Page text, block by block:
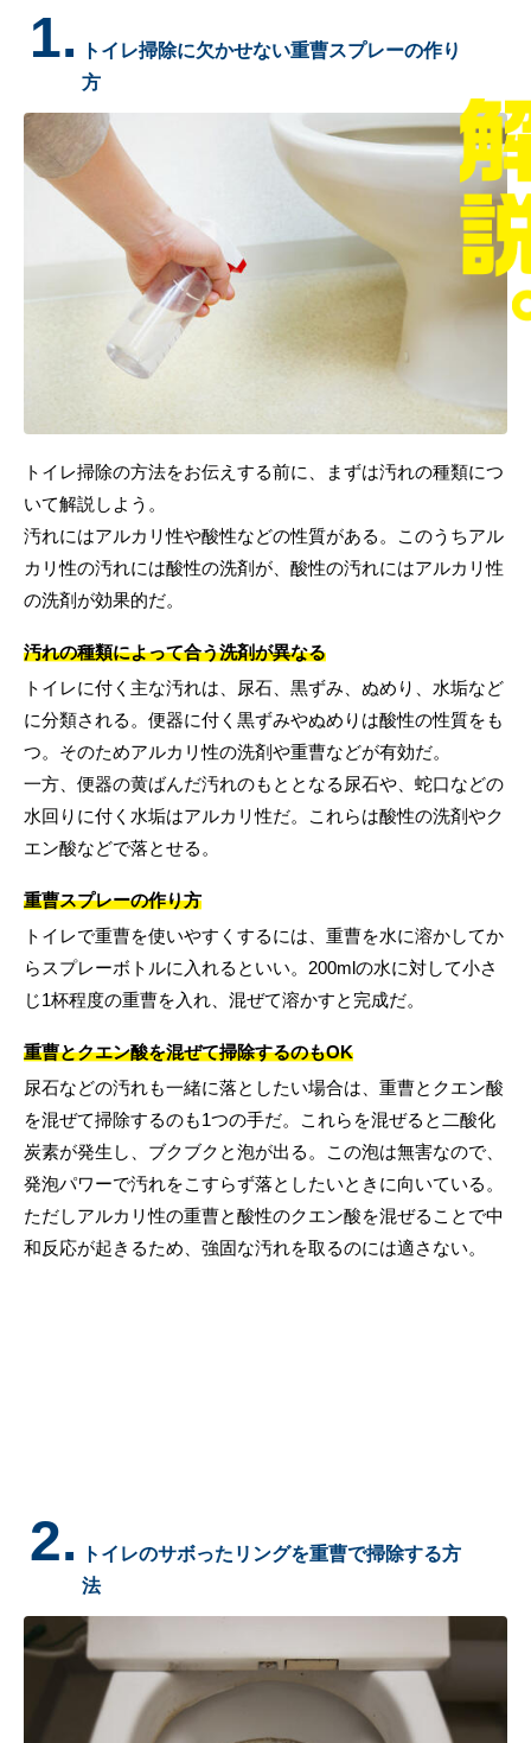
1.
トイレ掃除に欠かせない重曹スプレーの作り
方
トイレ掃除の方法をお伝えする前に、まずは汚れの種類につ
いて解説しよう。
汚れにはアルカリ性や酸性などの性質がある。このうちアル
カリ性の汚れには酸性の洗剤が、酸性の汚れにはアルカリ性
の洗剤が効果的だ。
汚れの種類によって合う洗剤が異なる
トイレに付く主な汚れは、尿石、黒ずみ、ぬめり、水垢など
に分類される。便器に付く黒ずみやぬめりは酸性の性質をも
つ。そのためアルカリ性の洗剤や重曹などが有効だ。
一方、便器の黄ばんだ汚れのもととなる尿石や、蛇口などの
水回りに付く水垢はアルカリ性だ。これらは酸性の洗剤やク
エン酸などで落とせる。
重曹スプレーの作り方
トイレで重曹を使いやすくするには、重曹を水に溶かしてか
らスプレーボトルに入れるといい。200mlの水に対して小さ
じ1杯程度の重曹を入れ、混ぜて溶かすと完成だ。
重曹とクエン酸を混ぜて掃除するのもOK
尿石などの汚れも一緒に落としたい場合は、重曹とクエン酸
を混ぜて掃除するのも1つの手だ。これらを混ぜると二酸化
炭素が発生し、ブクブクと泡が出る。この泡は無害なので、
発泡パワーで汚れをこすらず落としたいときに向いている。
ただしアルカリ性の重曹と酸性のクエン酸を混ぜることで中
和反応が起きるため、強固な汚れを取るのには適さない。
2.
トイレのサボったリングを重曹で掃除する方
法